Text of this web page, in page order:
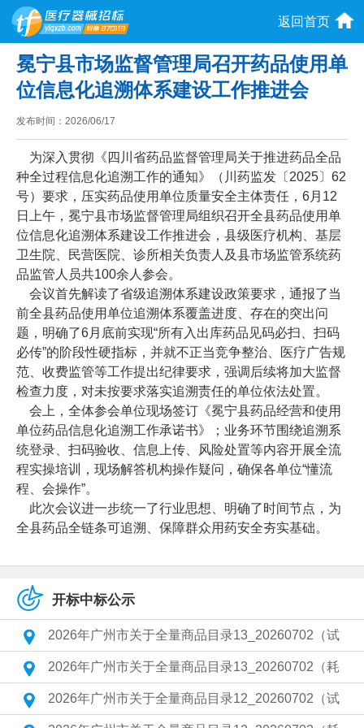
返回首页
冕宁县市场监督管理局召开药品使用单
位信息化追溯体系建设工作推进会
发布时间： 2026/06/17
为深入贯彻《四川省药品监督管理局关于推进药品全品
种全过程信息化追溯工作的通知》（川药监发〔2025〕62
号）要求，压实药品使用单位质量安全主体责任，6月12
日上午，冕宁县市场监督管理局组织召开全县药品使用单
位信息化追溯体系建设工作推进会，县级医疗机构、基层
卫生院、民营医院、诊所相关负责人及县市场监管系统药
品监管人员共100余人参会。
会议首先解读了省级追溯体系建设政策要求，通报了当
前全县药品使用单位追溯体系覆盖进度、存在的突出问
题，明确了6月底前实现“所有入出库药品见码必扫、扫码
必传”的阶段性硬指标，并就不正当竞争整治、医疗广告规
范、收费监管等工作提出纪律要求，强调后续将加大监督
检查力度，对未按要求落实追溯责任的单位依法处置。
会上，全体参会单位现场签订《冕宁县药品经营和使用
单位药品信息化追溯工作承诺书》；业务环节围绕追溯系
统登录、扫码验收、信息上传、风险处置等内容开展全流
程实操培训，现场解答机构操作疑问，确保各单位“懂流
程、会操作”。
此次会议进一步统一了行业思想、明确了时间节点，为
全县药品全链条可追溯、保障群众用药安全夯实基础。
开标中标公示
2026年广州市关于全量商品目录13_20260702（试
2026年广州市关于全量商品目录13_20260702（耗
2026年广州市关于全量商品目录12_20260702（试